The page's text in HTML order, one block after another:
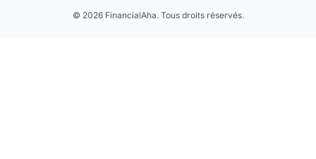
© 2026 FinancialAha. Tous droits réservés.